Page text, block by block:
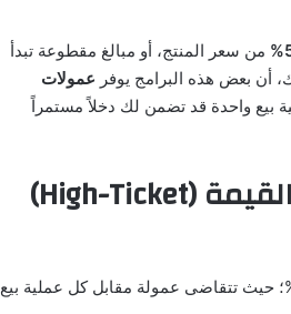
من سعر المنتج، أو مبالغ مقطوعة تبدأ
أن بعض هذه البرامج يوفر عمولات
بيع واحدة قد تضمن لك دخلاً مستمراً
هل التسويق بالعمولة للمنتجات عالية القيمة (High-Ticket)
عمل شرعي وموثوق بنسبة 100%؛ حيث تتقاضى عمولة مقابل كل عملية بيع